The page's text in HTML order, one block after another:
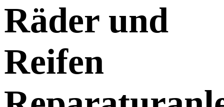
Räder und
Reifen